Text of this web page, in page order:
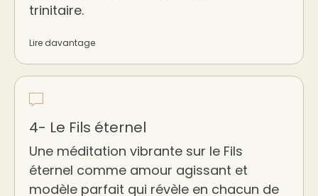
trinitaire.
Lire davantage
4- Le Fils éternel
Une méditation vibrante sur le Fils
éternel comme amour agissant et
modèle parfait qui révèle en chacun de